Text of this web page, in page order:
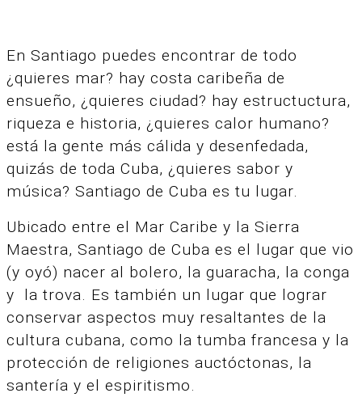
En Santiago puedes encontrar de todo
¿quieres mar? hay costa caribeña de
ensueño, ¿quieres ciudad? hay estructuctura,
riqueza e historia, ¿quieres calor humano?
está la gente más cálida y desenfedada,
quizás de toda Cuba, ¿quieres sabor y
música? Santiago de Cuba es tu lugar.
Ubicado entre el Mar Caribe y la Sierra
Maestra, Santiago de Cuba es el lugar que vio
(y oyó) nacer al bolero, la guaracha, la conga
y la trova. Es también un lugar que lograr
conservar aspectos muy resaltantes de la
cultura cubana, como la tumba francesa y la
protección de religiones auctóctonas, la
santería y el espiritismo.